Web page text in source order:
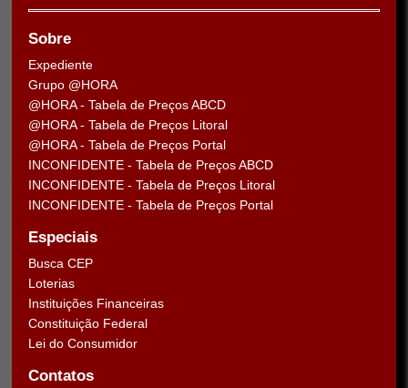
Sobre
Expediente
Grupo @HORA
@HORA - Tabela de Preços ABCD
@HORA - Tabela de Preços Litoral
@HORA - Tabela de Preços Portal
INCONFIDENTE - Tabela de Preços ABCD
INCONFIDENTE - Tabela de Preços Litoral
INCONFIDENTE - Tabela de Preços Portal
Especiais
Busca CEP
Loterias
Instituições Financeiras
Constituição Federal
Lei do Consumidor
Contatos